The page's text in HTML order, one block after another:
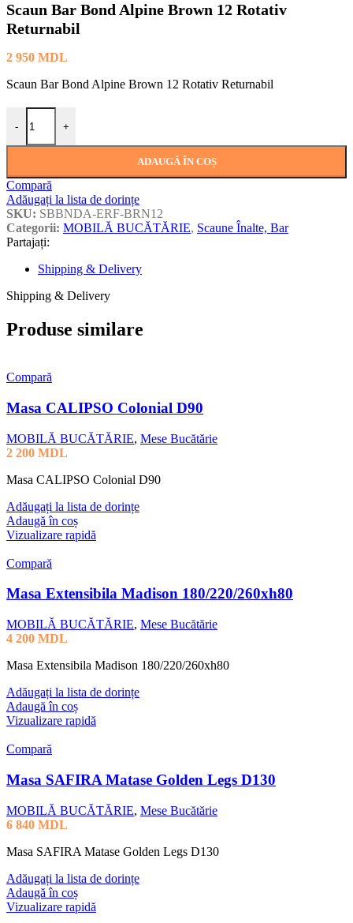
Scaun Bar Bond Alpine Brown 12 Rotativ
Returnabil
2 950 MDL
Scaun Bar Bond Alpine Brown 12 Rotativ Returnabil
-
Cantitate Scaun Bar Bond Alpine Brown 12 Rotativ Returnabil
+
ADAUGĂ ÎN COȘ
Compară
Adăugați la lista de dorințe
SKU: SBBNDA-ERF-BRN12
Categorii: MOBILĂ BUCĂTĂRIE, Scaune Înalte, Bar
Partajați:
Shipping & Delivery
Shipping & Delivery
Produse similare
Compară
Masa CALIPSO Colonial D90
MOBILĂ BUCĂTĂRIE, Mese Bucătărie
2 200 MDL
Masa CALIPSO Colonial D90
Adăugați la lista de dorințe
Adaugă în coș
Vizualizare rapidă
Compară
Masa Extensibila Madison 180/220/260xh80
MOBILĂ BUCĂTĂRIE, Mese Bucătărie
4 200 MDL
Masa Extensibila Madison 180/220/260xh80
Adăugați la lista de dorințe
Adaugă în coș
Vizualizare rapidă
Compară
Masa SAFIRA Matase Golden Legs D130
MOBILĂ BUCĂTĂRIE, Mese Bucătărie
6 840 MDL
Masa SAFIRA Matase Golden Legs D130
Adăugați la lista de dorințe
Adaugă în coș
Vizualizare rapidă